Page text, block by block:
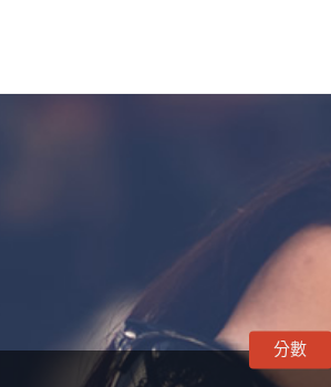
分數